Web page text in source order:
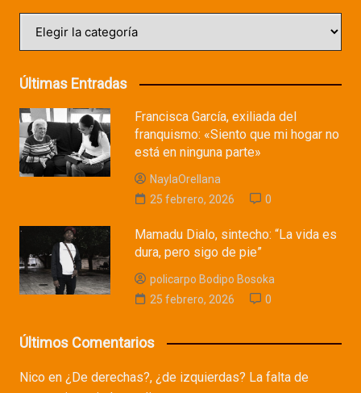
Últimas Entradas
Francisca García, exiliada del
franquismo: «Siento que mi hogar no
está en ninguna parte»
NaylaOrellana
25 febrero, 2026
0
Mamadu Dialo, sintecho: “La vida es
dura, pero sigo de pie”
policarpo Bodipo Bosoka
25 febrero, 2026
0
Últimos Comentarios
Nicoen ¿De derechas?, ¿de izquierdas? La falta de